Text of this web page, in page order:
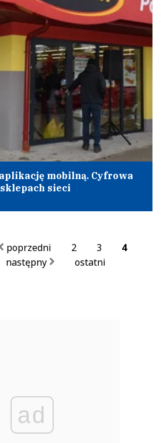
mobilną. Cyfrowa
sieci
poprzedni 2 3
4
następny ostatni
ad